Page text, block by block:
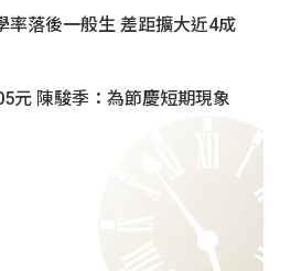
率落後一般生 差距擴大近4成
元 陳駿季：為節慶短期現象